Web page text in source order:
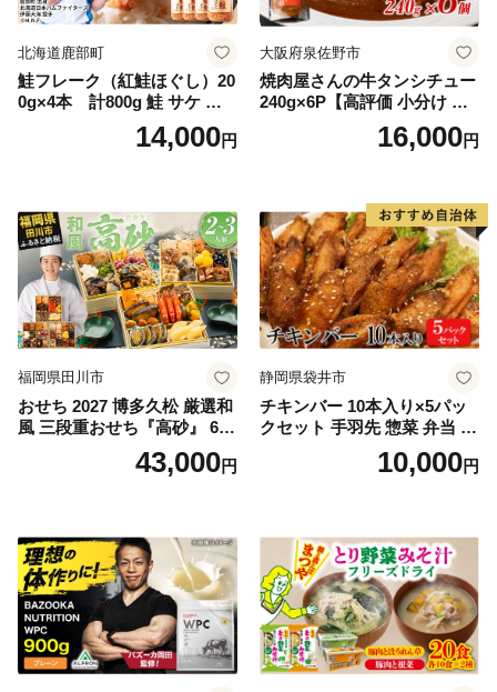
北海道鹿部町
鮭フレーク（紅鮭ほぐし）20
0g×4本 計800g 鮭 サケ 鮭
ほぐし サケフレーク シャケ
フレーク 鮭フレーク14,000円
大阪府泉佐野市
焼肉屋さんの牛タンシチュー
240g×6P【高評価 小分け 惣
菜 牛たん 一人暮らし 冷凍】
16,000円
福岡県田川市
おせち 2027 博多久松 厳選和
風 三段重おせち『高砂』 6.5
寸 3段重 2～3人前 おせち料
理 重箱 お正月 冷凍おせち 縁
ち 本格おせち おせち予約 年
末 年始 お取り寄せ 新春 贅沢
おせち こだわりおせち 惣菜
老舗おせち ふるさと納税お
せち 御節 お節料理 正月 調理
不要 おせち料理2027
43,000円
静岡県袋井市
チキンバー 10本入り×5パッ
クセット 手羽先 惣菜 弁当 お
かず お酒 おつまみ ギフト キ
ャンプ アウトドア キャンプ
10,000円